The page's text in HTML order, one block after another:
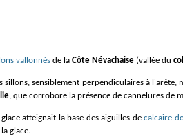
vallonnés de la Côte Névachaise (vallée du
sillons, sensiblement perpendiculaires à
, que corrobore la présence de cannelures de
glace atteignait la base des aiguilles de calcaire
glace.